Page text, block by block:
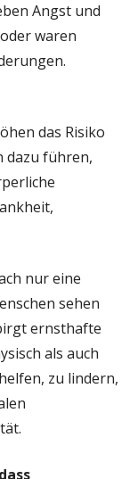
Angst und
waren
das Risiko
dazu führen,
nur eine
sehen
ernsthafte
als auch
zu lindern,